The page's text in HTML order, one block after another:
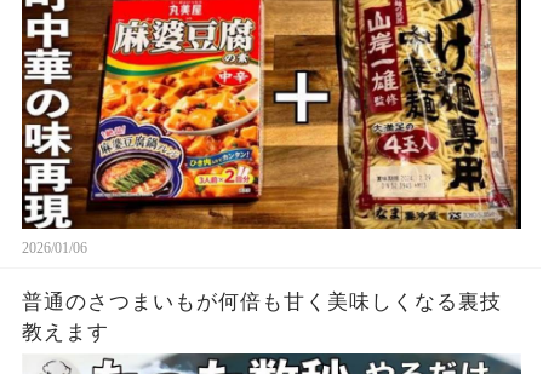
2026/01/06
普通のさつまいもが何倍も甘く美味しくなる裏技
教えます